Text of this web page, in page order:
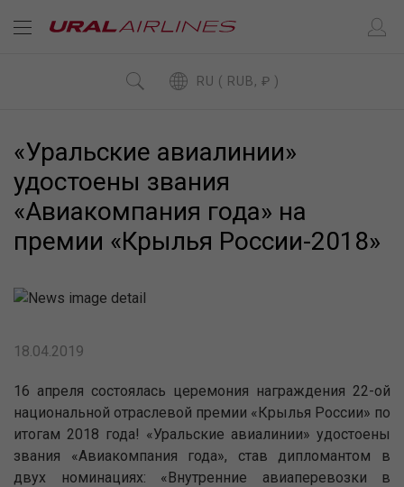
RU ( RUB, ₽ )
«Уральские авиалинии»
удостоены звания
«Авиакомпания года» на
премии «Крылья России-2018»
18.04.2019
16 апреля состоялась церемония награждения 22-ой
национальной отраслевой премии «Крылья России» по
итогам 2018 года! «Уральские авиалинии» удостоены
звания «Авиакомпания года», став дипломантом в
двух номинациях: «Внутренние авиаперевозки в